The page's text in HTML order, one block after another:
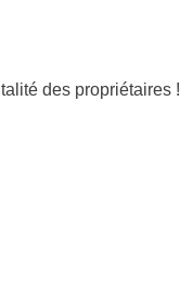
des propriétaires !